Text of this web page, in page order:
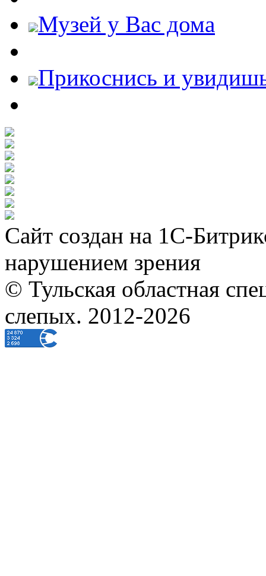
Музей у Вас дома
Прикоснись и
Сайт создан на 1С-
нарушением зрения
© Тульская областная
слепых. 2012-2026